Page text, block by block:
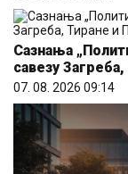
Сазнања
савезу
07. 08. 2026 09:14